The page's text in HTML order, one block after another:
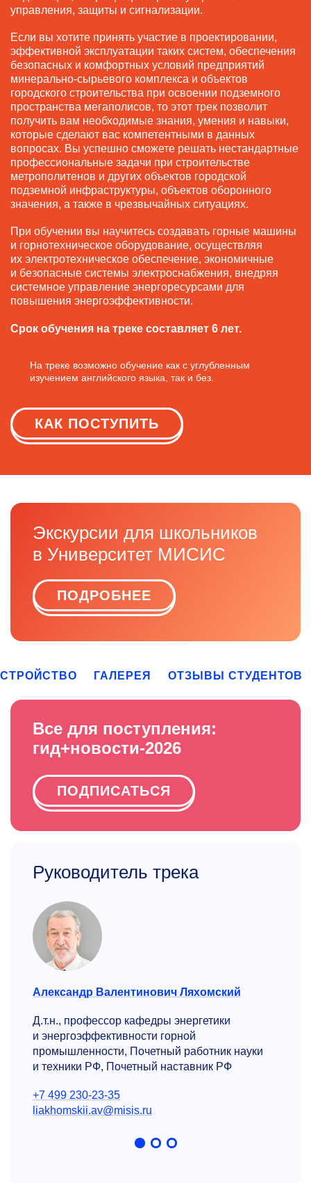
управления, защиты и сигнализации.
Если вы хотите принять участие в проектировании,
эффективной эксплуатации таких систем, обеспечения
безопасных и комфортных условий предприятий
минерально-сырьевого комплекса и объектов
городского строительства при освоении подземного
пространства мегаполисов, то этот трек позволит
получить вам необходимые знания, умения и навыки,
которые сделают вас компетентными в данных
вопросах. Вы успешно сможете решать нестандартные
профессиональные задачи при строительстве
метрополитенов и других объектов городской
подземной инфраструктуры, объектов оборонного
значения, а также в чрезвычайных ситуациях.
При обучении вы научитесь создавать горные машины
и горнотехническое оборудование, осуществляя
их электротехническое обеспечение, экономичные
и безопасные системы электроснабжения, внедряя
системное управление энергоресурсами для
повышения энергоэффективности.
Срок обучения на треке составляет 6 лет.
На треке возможно обучение как с углубленным
изучением английского языка, так и без.
КАК ПОСТУПИТЬ
Экскурсии для школьников
в Университет МИСИС
ПОДРОБНЕЕ
ГАЛЕРЕЯ ОТЗЫВЫ СТУДЕНТОВ
Все для поступления:
гид+новости-2026
ПОДПИСАТЬСЯ
Руководитель трека
Александр Валентинович Ляхомский
Д.т.н., профессор кафедры энергетики
и энергоэффективности горной
промышленности, Почетный работник науки
и техники РФ, Почетный наставник РФ
+7 499 230-23-35
liakhomskii.av@misis.ru